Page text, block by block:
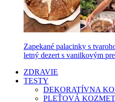
Zapekané palacinky s
letný dezert s vanilkovým
ZDRAVIE
TESTY
DEKORATÍVNA
PLEŤOVÁ